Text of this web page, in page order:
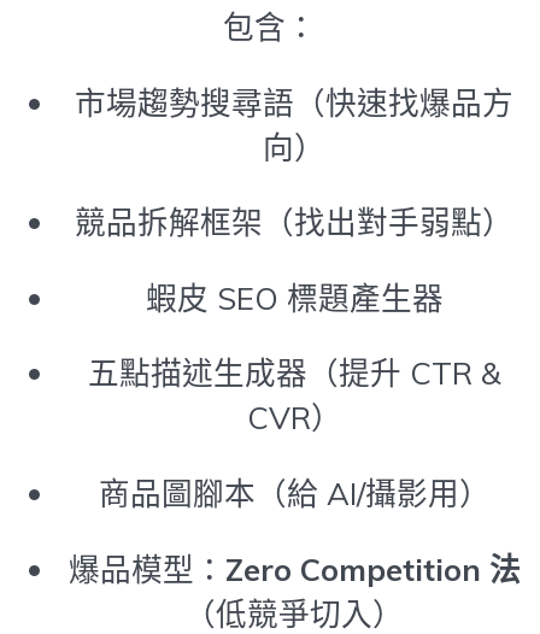
包含：
市場趨勢搜尋語（快速找爆品方
向）
競品拆解框架（找出對手弱點）
蝦皮 SEO 標題產生器
五點描述生成器（提升 CTR &
CVR）
商品圖腳本（給 AI/攝影用）
爆品模型： Zero Competition 法
（低競爭切入）